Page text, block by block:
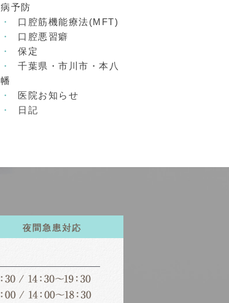
病予防
口腔筋機能療法(MFT)
口腔悪習癖
保定
千葉県・市川市・本八
幡
医院お知らせ
日記